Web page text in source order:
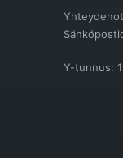
Y-tunnus: